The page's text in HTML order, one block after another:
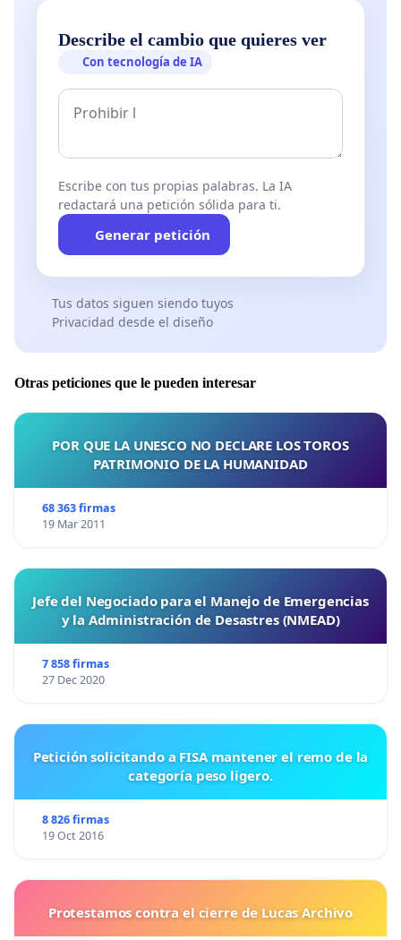
Describe el cambio que quieres ver
Con tecnología de IA
Escribe con tus propias palabras. La IA
redactará una petición sólida para ti.
Generar petición
Tus datos siguen siendo tuyos
Privacidad desde el diseño
Otras peticiones que le pueden interesar
POR QUE LA UNESCO NO DECLARE LOS TOROS
PATRIMONIO DE LA HUMANIDAD
68 363 firmas
19 Mar 2011
Jefe del Negociado para el Manejo de Emergencias
y la Administración de Desastres (NMEAD)
7 858 firmas
27 Dec 2020
Petición solicitando a FISA mantener el remo de la
categoría peso ligero.
8 826 firmas
19 Oct 2016
Protestamos contra el cierre de Lucas Archivo